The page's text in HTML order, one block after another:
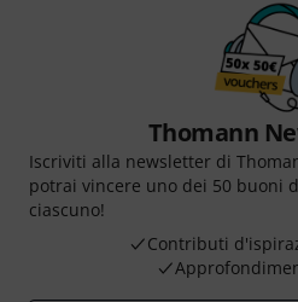
Thomann
Iscriviti alla newsletter di
potrai vincere uno dei 50 buoni
ciascuno!
Contributi